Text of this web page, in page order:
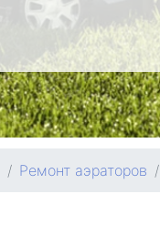
Ремонт аэраторов